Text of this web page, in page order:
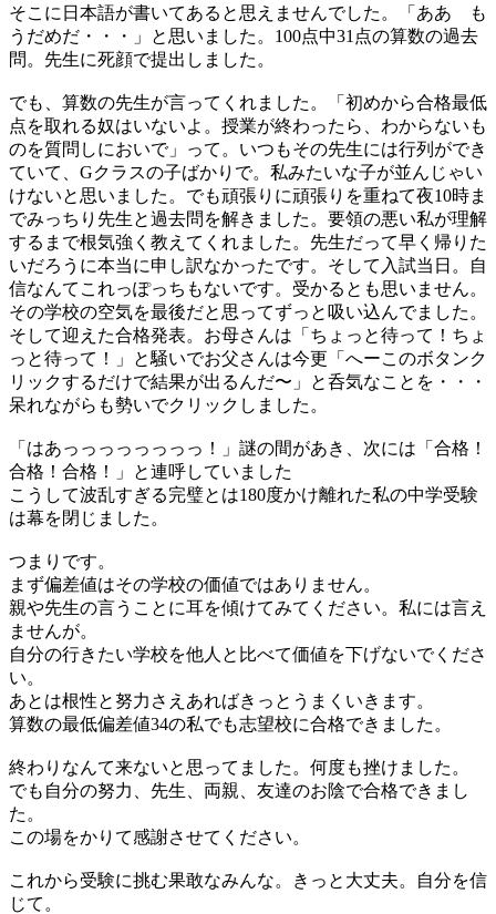
そこに日本語が書いてあると思えませんでした。「ああ も
うだめだ・・・」と思いました。100点中31点の算数の過去
問。先生に死顔で提出しました。
でも、算数の先生が言ってくれました。「初めから合格最低
点を取れる奴はいないよ。授業が終わったら、わからないも
のを質問しにおいで」って。いつもその先生には行列ができ
ていて、Gクラスの子ばかりで。私みたいな子が並んじゃい
けないと思いました。でも頑張りに頑張りを重ねて夜10時ま
でみっちり先生と過去問を解きました。要領の悪い私が理解
するまで根気強く教えてくれました。先生だって早く帰りた
いだろうに本当に申し訳なかったです。そして入試当日。自
信なんてこれっぽっちもないです。受かるとも思いません。
その学校の空気を最後だと思ってずっと吸い込んでました。
そして迎えた合格発表。お母さんは「ちょっと待って！ちょ
っと待って！」と騒いでお父さんは今更「へーこのボタンク
リックするだけで結果が出るんだ〜」と呑気なことを・・・
呆れながらも勢いでクリックしました。
「はあっっっっっっっっ！」謎の間があき、次には「合格！
合格！合格！」と連呼していました
こうして波乱すぎる完璧とは180度かけ離れた私の中学受験
は幕を閉じました。
つまりです。
まず偏差値はその学校の価値ではありません。
親や先生の言うことに耳を傾けてみてください。私には言え
ませんが。
自分の行きたい学校を他人と比べて価値を下げないでくださ
い。
あとは根性と努力さえあればきっとうまくいきます。
算数の最低偏差値34の私でも志望校に合格できました。
終わりなんて来ないと思ってました。何度も挫けました。
でも自分の努力、先生、両親、友達のお陰で合格できまし
た。
この場をかりて感謝させてください。
これから受験に挑む果敢なみんな。きっと大丈夫。自分を信
じて。